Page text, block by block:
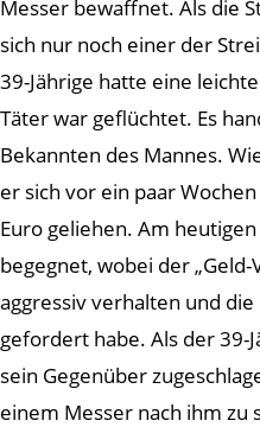
Messer bewaffnet. Als die
sich nur noch einer der
39-Jährige hatte eine
Täter war geflüchtet. Es
Bekannten des Mannes.
er sich vor ein paar
Euro geliehen. Am
begegnet, wobei der
aggressiv verhalten und
gefordert habe. Als der 39-
sein Gegenüber
einem Messer nach ihm zu